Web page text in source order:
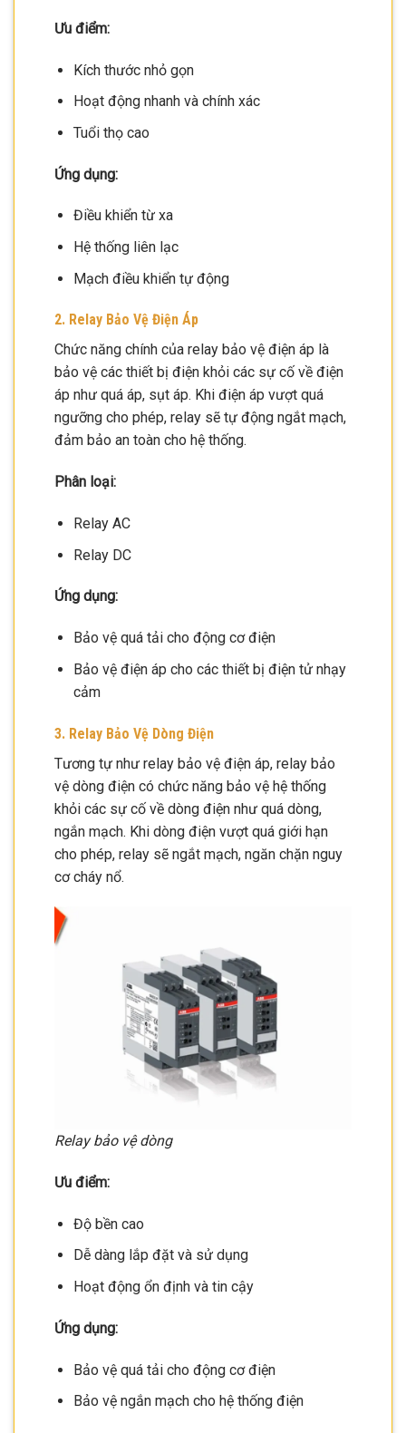
Ưu điểm:
Kích thước nhỏ gọn
Hoạt động nhanh và chính xác
Tuổi thọ cao
Ứng dụng:
Điều khiển từ xa
Hệ thống liên lạc
Mạch điều khiển tự động
2. Relay Bảo Vệ Điện Áp
Chức năng chính của relay bảo vệ điện áp là
bảo vệ các thiết bị điện khỏi các sự cố về điện
áp như quá áp, sụt áp. Khi điện áp vượt quá
ngưỡng cho phép, relay sẽ tự động ngắt mạch,
đảm bảo an toàn cho hệ thống.
Phân loại:
Relay AC
Relay DC
Ứng dụng:
Bảo vệ quá tải cho động cơ điện
Bảo vệ điện áp cho các thiết bị điện tử nhạy
cảm
3. Relay Bảo Vệ Dòng Điện
Tương tự như relay bảo vệ điện áp, relay bảo
vệ dòng điện có chức năng bảo vệ hệ thống
khỏi các sự cố về dòng điện như quá dòng,
ngắn mạch. Khi dòng điện vượt quá giới hạn
cho phép, relay sẽ ngắt mạch, ngăn chặn nguy
cơ cháy nổ.
Relay bảo vệ dòng
Ưu điểm:
Độ bền cao
Dễ dàng lắp đặt và sử dụng
Hoạt động ổn định và tin cậy
Ứng dụng:
Bảo vệ quá tải cho động cơ điện
Bảo vệ ngắn mạch cho hệ thống điện